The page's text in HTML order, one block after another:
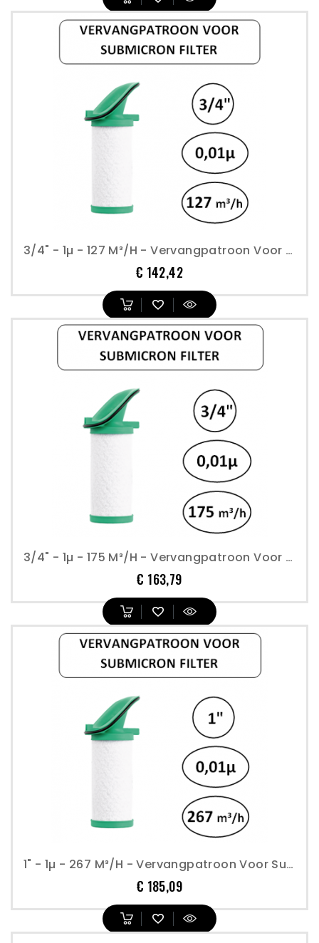
3/4" - 1µ - 127 M³/h - Vervangpatroon Voor Submicron Filter - Perslucht
€ 142,42Prijs
3/4" - 1µ - 175 M³/h - Vervangpatroon Voor Submicron Filter - Perslucht
€ 163,79Prijs
1" - 1µ - 267 M³/h - Vervangpatroon Voor Submicron Filter - Perslucht
€ 185,09Prijs